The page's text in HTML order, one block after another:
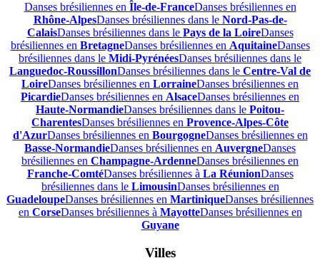
Danses brésiliennes en Île-de-FranceDanses brésiliennes en
Rhône-AlpesDanses brésiliennes dans le Nord-Pas-de-
CalaisDanses brésiliennes dans le Pays de la LoireDanses
brésiliennes en BretagneDanses brésiliennes en AquitaineDanses
brésiliennes dans le Midi-PyrénéesDanses brésiliennes dans le
Languedoc-RoussillonDanses brésiliennes dans le Centre-Val de
LoireDanses brésiliennes en LorraineDanses brésiliennes en
PicardieDanses brésiliennes en AlsaceDanses brésiliennes en
Haute-NormandieDanses brésiliennes dans le Poitou-
CharentesDanses brésiliennes en Provence-Alpes-Côte
d'AzurDanses brésiliennes en BourgogneDanses brésiliennes en
Basse-NormandieDanses brésiliennes en AuvergneDanses
brésiliennes en Champagne-ArdenneDanses brésiliennes en
Franche-ComtéDanses brésiliennes à La RéunionDanses
brésiliennes dans le LimousinDanses brésiliennes en
GuadeloupeDanses brésiliennes en MartiniqueDanses brésiliennes
en CorseDanses brésiliennes à MayotteDanses brésiliennes en
Guyane
Villes